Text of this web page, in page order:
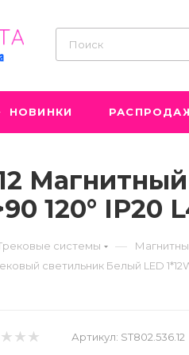
НОВИНКИ
120° IP20
системы —
светильник Белый LED
Артикул: ST802.536.12